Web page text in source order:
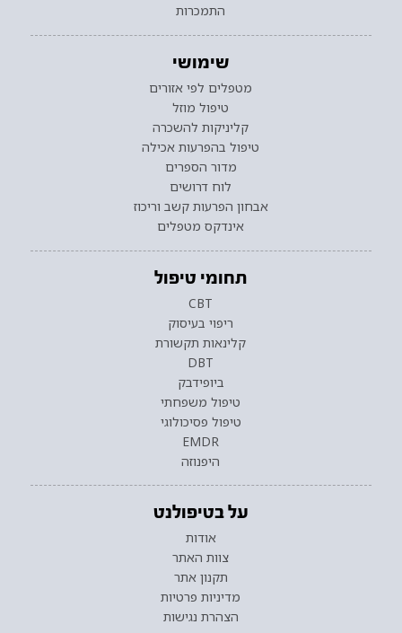
התמכרות
שימושי
מטפלים לפי אזורים
טיפול מוזל
קליניקות להשכרה
טיפול בהפרעות אכילה
מדור הספרים
לוח דרושים
אבחון הפרעות קשב וריכוז
אינדקס מטפלים
תחומי טיפול
CBT
ריפוי בעיסוק
קלינאות תקשורת
DBT
ביופידבק
טיפול משפחתי
טיפול פסיכולוגי
EMDR
היפנוזה
על בטיפולנט
אודות
צוות האתר
תקנון אתר
מדיניות פרטיות
הצהרת נגישות